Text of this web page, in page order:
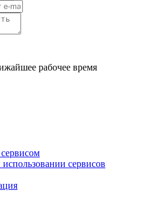
рабочее время
сервисов